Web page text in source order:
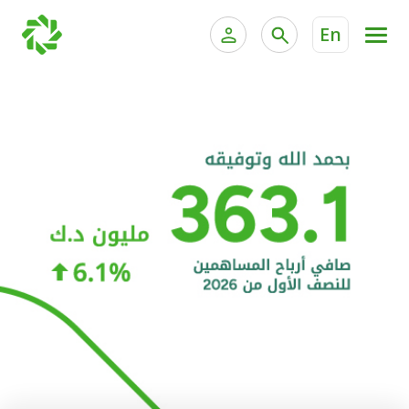
En
الخدمات المصرفية الإلكترونية للشركات
خدمة "بيتك" للتداول الإلكتروني
الحسابات المصرفية
البطاقات
"برامج العملاء"